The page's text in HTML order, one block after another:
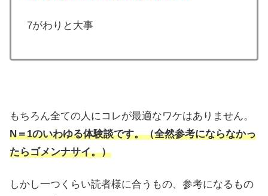
7がわりと大事
もちろん全ての人にコレが最適なワケはありません。
N＝1のいわゆる体験談です。（全然参考にならなかっ
たらゴメンナサイ。）
しかし一つくらい読者様に合うもの、参考になるもの